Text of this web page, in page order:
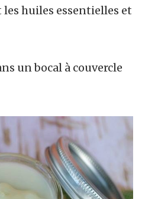
huiles essentielles et
un bocal à couvercle